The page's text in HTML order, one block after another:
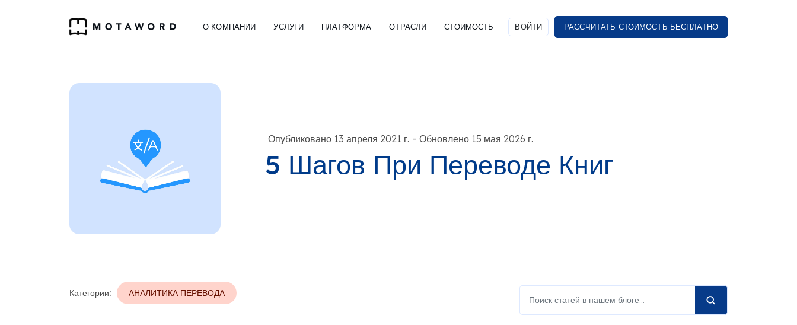
О КОМПАНИИ УСЛУГИ ПЛАТФОРМА ОТРАСЛИ СТОИМОСТЬ ВОЙТИ РАССЧИТАТЬ СТОИМОСТЬ БЕСПЛАТНО
Опубликовано 13 апреля 2021 г. - Обновлено 15 мая 2026 г.
5 Шагов При Переводе Книг
Категории: АНАЛИТИКА ПЕРЕВОДА